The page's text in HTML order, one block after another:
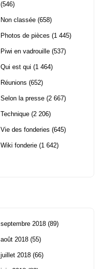
(546)
Non classée (658)
Photos de pièces (1 445)
Piwi en vadrouille (537)
Qui est qui (1 464)
Réunions (652)
Selon la presse (2 667)
Technique (2 206)
Vie des fonderies (645)
Wiki fonderie (1 642)
septembre 2018 (89)
août 2018 (55)
juillet 2018 (66)